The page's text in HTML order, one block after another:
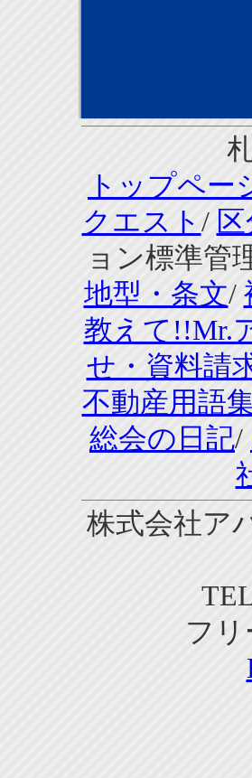
トップペー
クエスト /
ョン標準管
地型・条文/
教えて!!Mr.
せ・資料請
不動産用語
総会の日記/
株式会社ア
フリ